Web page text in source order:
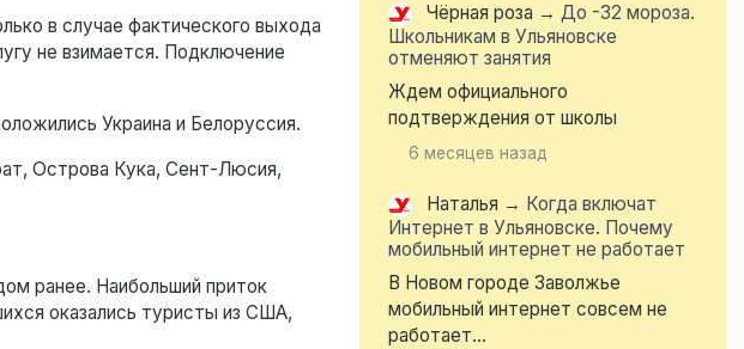
в случае фактического выхода
не взимается. Подключение
Украина и Белоруссия.
Острова Кука, Сент-Люсия,
ранее. Наибольший приток
оказались туристы из США,
Чёрная роза → До -32 мороза.
Школьникам в Ульяновске
отменяют занятия
Ждем официального
подтверждения от школы
6 месяцев назад
Наталья → Когда включат
Интернет в Ульяновске. Почему
мобильный интернет не работает
В Новом городе Заволжье
мобильный интернет совсем не
работает...